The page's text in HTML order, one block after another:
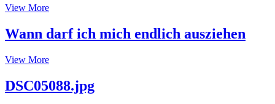
View MoreDSC05094.jpg
Wann darf ich mich endlich ausziehen
View MoreWann
ich
mich
DSC05088.jpg